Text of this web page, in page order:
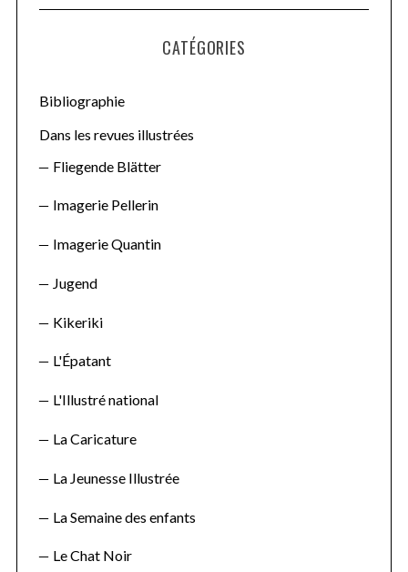
f
o
C
CATÉGORIES
Bibliographie
Dans les revues illustrées
Fliegende Blätter
Imagerie Pellerin
Imagerie Quantin
Jugend
Kikeriki
L'Épatant
L'Illustré national
La Caricature
La Jeunesse Illustrée
La Semaine des enfants
Le Chat Noir
S
a
c
f
r